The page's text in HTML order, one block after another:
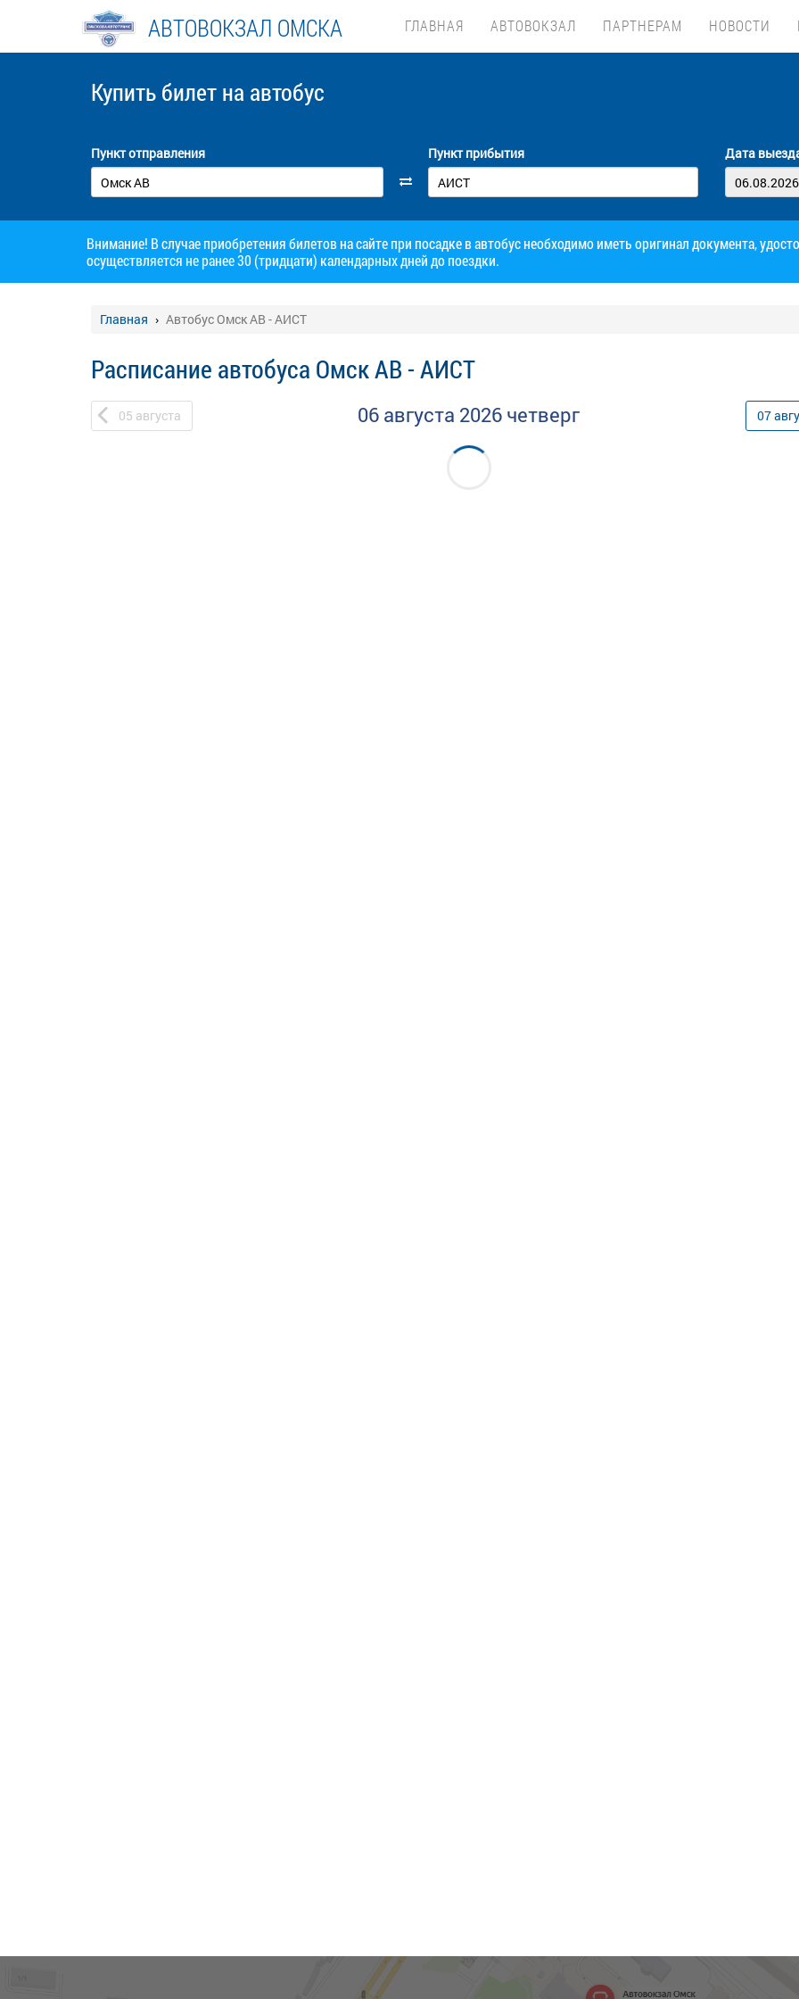
АВТОВОКЗАЛ ОМСКА ГЛАВНАЯ АВТОВОКЗАЛ ПАРТНЕРАМ НОВОСТИ
Купить билет на автобус
Пункт отправления Пункт прибытия Дата
Внимание! В случае приобретения билетов на сайте при посадке в автобус необходимо иметь оригинал документа,
осуществляется не ранее 30 (тридцати) календарных дней до поездки.
Главная Автобус Омск АВ - АИСТ
Расписание автобуса Омск АВ - АИСТ
05 августа 06 августа 2026 четверг 07